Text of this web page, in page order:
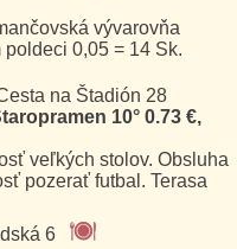
vývarovňa
0,05 = 14 Sk.
na Štadión 28
10° 0.73 €,
veľkých stolov. Obsluha
pozerať futbal. Terasa
6